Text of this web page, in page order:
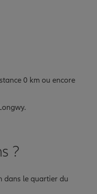
0 km ou encore
?
dans le quartier du